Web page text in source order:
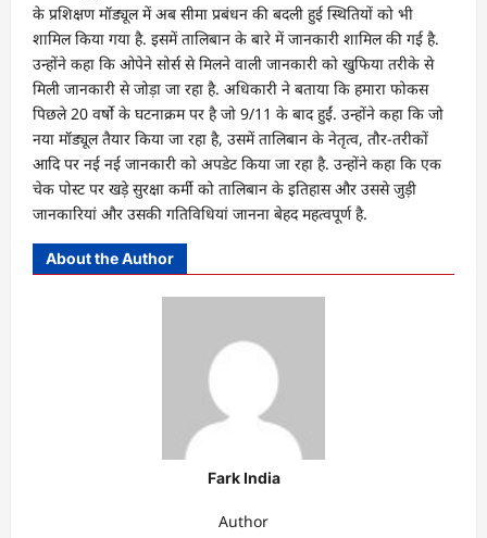
के प्रशिक्षण मॉड्यूल में अब सीमा प्रबंधन की बदली हुई स्थितियों को भी
शामिल किया गया है. इसमें तालिबान के बारे में जानकारी शामिल की गई है.
उन्होंने कहा कि ओपेने सोर्स से मिलने वाली जानकारी को खुफिया तरीके से
मिली जानकारी से जोड़ा जा रहा है. अधिकारी ने बताया कि हमारा फोकस
पिछले 20 वर्षो के घटनाक्रम पर है जो 9/11 के बाद हुईं. उन्होंने कहा कि जो
नया मॉड्यूल तैयार किया जा रहा है, उसमें तालिबान के नेतृत्व, तौर-तरीकों
आदि पर नई नई जानकारी को अपडेट किया जा रहा है. उन्होंने कहा कि एक
चेक पोस्ट पर खड़े सुरक्षा कर्मी को तालिबान के इतिहास और उससे जुड़ी
जानकारियां और उसकी गतिविधियां जानना बेहद महत्वपूर्ण है.
About the Author
Fark India
Author